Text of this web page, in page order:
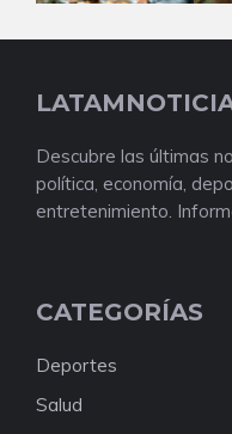
Descubre las últimas
política, economía,
entretenimiento.
CATEGORÍAS
Deportes
Salud